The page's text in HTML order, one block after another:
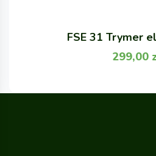
FSE 31 Trymer
299,00